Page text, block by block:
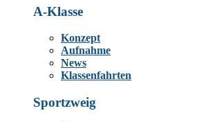
A-Klasse
Konzept
Aufnahme
News
Klassenfahrten
Sportzweig